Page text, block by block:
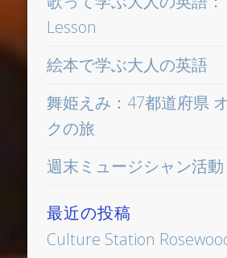
Lesson
絵本で学ぶ大人の英語
舞姫えみ：47都道府県
クの旅
週末ミュージシャン活動
最近の投稿
Culture Station